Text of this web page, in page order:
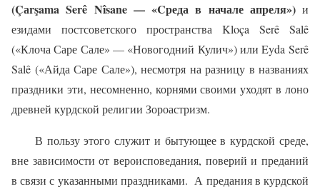
(Çаrşama Serê Nîsane— «Cреда в начале апреля») и
езидами постсоветского пространства Kloça Serê Salê
(«Клоча Саре Сале» — «Новогодний Кулич») илиEyda Serê
Salê («Айда Саре Сале»), несмотря на разницу в названиях
праздники эти, несомненно, корнями своими уходят в лоно
древней курдской религии Зороастризм.
В пользу этого служит и бытующее в курдской среде,
вне зависимости от вероисповедания, поверий и преданий
в связи с указанными праздниками. А предания в курдской